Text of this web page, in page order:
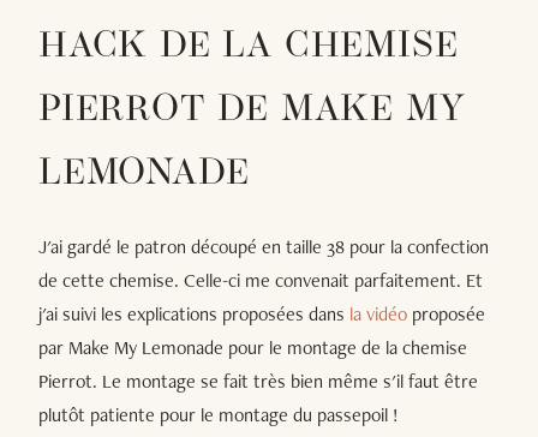
HACK DE LA CHEMISE
PIERROT DE MAKE MY
LEMONADE
J'ai gardé le patron découpé en taille 38 pour la confection
de cette chemise. Celle-ci me convenait parfaitement. Et
j'ai suivi les explications proposées dans la vidéo proposée
par Make My Lemonade pour le montage de la chemise
Pierrot. Le montage se fait très bien même s'il faut être
plutôt patiente pour le montage du passepoil !